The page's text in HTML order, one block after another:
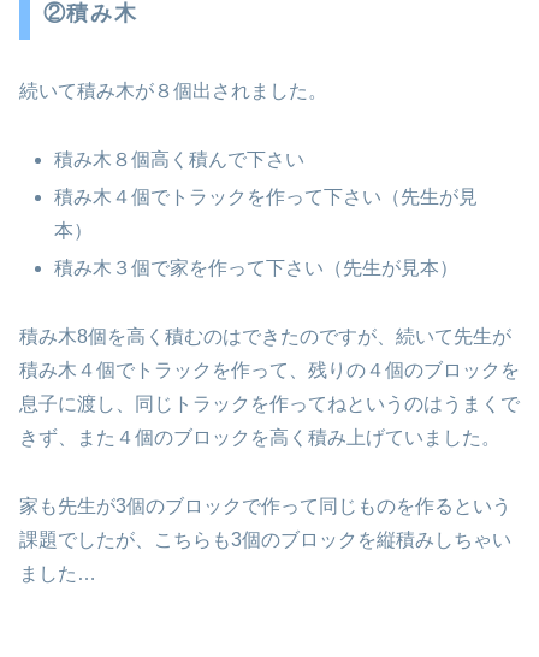
②積み木
続いて積み木が８個出されました。
積み木８個高く積んで下さい
積み木４個でトラックを作って下さい（先生が見
本）
積み木３個で家を作って下さい（先生が見本）
積み木8個を高く積むのはできたのですが、続いて先生が
積み木４個でトラックを作って、残りの４個のブロックを
息子に渡し、同じトラックを作ってねというのはうまくで
きず、また４個のブロックを高く積み上げていました。
家も先生が3個のブロックで作って同じものを作るという
課題でしたが、こちらも3個のブロックを縦積みしちゃい
ました…